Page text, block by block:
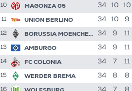
10 MAGONZA 05 34 10 10
11 UNION BERLINO 34 10 9
12 BORUSSIA MOENCHENGLADBACH 34 9 11
13 AMBURGO 34 9 11
14 FC COLONIA 34 7 11
15 WERDER BREMA 34 8 8